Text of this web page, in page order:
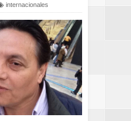
internacionales